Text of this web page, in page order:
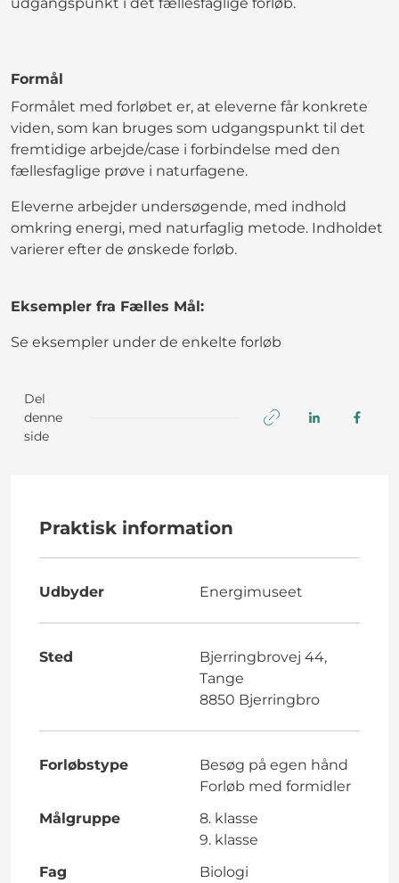
Formål
Formålet med forløbet er, at eleverne får konkrete
viden, som kan bruges som udgangspunkt til det
fremtidige arbejde/case i forbindelse med den
fællesfaglige prøve i naturfagene.
Eleverne arbejder undersøgende, med indhold
omkring energi, med naturfaglig metode. Indholdet
varierer efter de ønskede forløb.
Eksempler fra Fælles Mål:
Se eksempler under de enkelte forløb
Del
denne
side
Praktisk information
Udbyder Energimuseet
Sted
Bjerringbrovej 44,
Tange
8850 Bjerringbro
Forløbstype
Besøg på egen hånd
Forløb med formidler
Målgruppe
8. klasse
9. klasse
Fag
Biologi